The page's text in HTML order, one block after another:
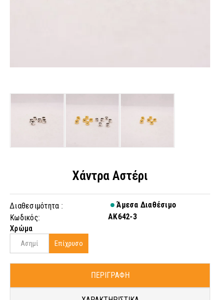
Χάντρα Αστέρι
Διαθεσιμότητα :
Άμεσα Διαθέσιμο
Κωδικός:
AK642-3
Χρώμα
Ασημί Επίχρυσο
ΠΕΡΙΓΡΑΦΗ